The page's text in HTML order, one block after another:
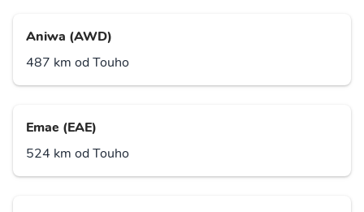
Aniwa (AWD)
487 km od Touho
Emae (EAE)
524 km od Touho